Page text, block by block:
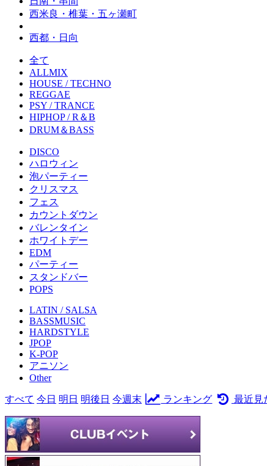
西米良・椎葉・五ヶ瀬町
西都・日向
全て
ALLMIX
HOUSE / TECHNO
REGGAE
PSY / TRANCE
HIPHOP / R＆B
DRUM＆BASS
DISCO
ハロウィン
泡パーティー
クリスマス
フェス
カウントダウン
バレンタイン
ホワイトデー
EDM
パーティー
スタンドバー
POPS
LATIN / SALSA
BASSMUSIC
HARDSTYLE
JPOP
K-POP
アニソン
Other
すべて 今日 明日 明後日 今週末 ランキング 最近見